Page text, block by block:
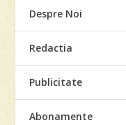
Despre Noi
Redactia
Publicitate
Abonamente